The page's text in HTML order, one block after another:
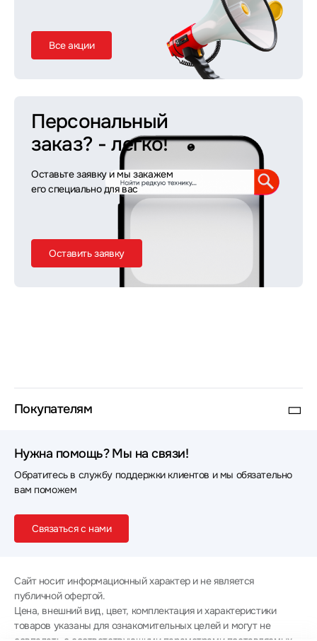
Все акции
Персональный
заказ? - легко!
Оставьте заявку и мы закажем
его специально для вас
Оставить заявку
Покупателям
Нужна помощь? Мы на связи!
Обратитесь в службу поддержки клиентов и мы обязательно
вам поможем
Связаться с нами
Сайт носит информационный характер и не является
публичной офертой.
Цена, внешний вид, цвет, комплектация и характеристики
товаров указаны для ознакомительных целей и могут не